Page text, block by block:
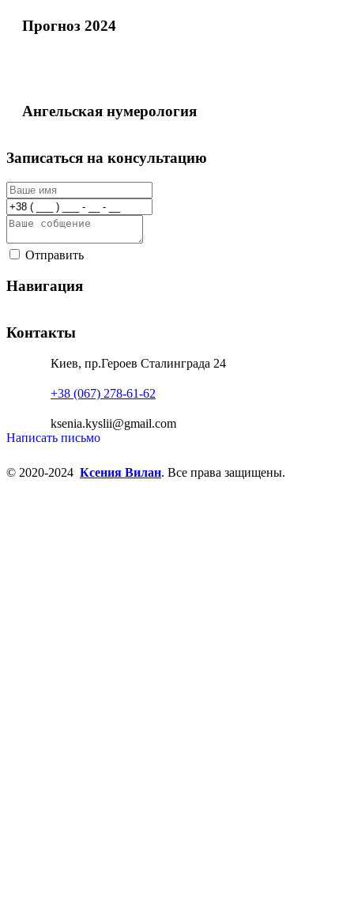
Прогноз 2024
Ангельская нумерология
Записаться на консультацию
Отправить
Навигация
Контакты
Киев, пр.Героев Сталинграда 24
+38 (067) 278-61-62
ksenia.kyslii@gmail.com
Написать письмо
© 2020-2024 Ксения Вилан. Все права защищены.